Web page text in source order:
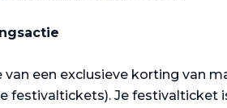
van een exclusieve korting van
festivaltickets). Je festivalticket